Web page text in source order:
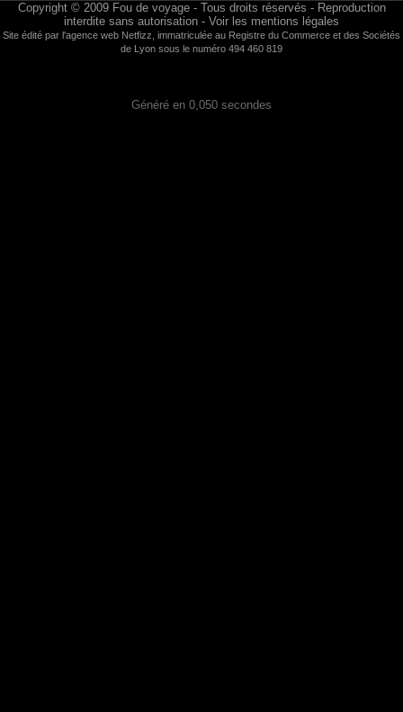
Copyright © 2009 Fou de voyage- Tous droits réservés - Reproduction
interdite sans autorisation - Voir les mentions légales
Site édité par l'agence web Netfizz , immatriculée au Registre du Commerce et des Sociétés
de Lyon sous le numéro 494 460 819
Généré en 0,050 secondes